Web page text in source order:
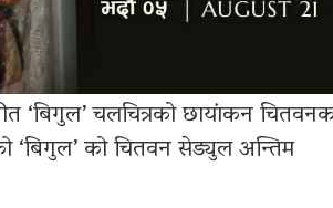
‘बिगुल’ चलचित्रको छायांकन
‘बिगुल’ को चितवन सेड्युल अन्तिम